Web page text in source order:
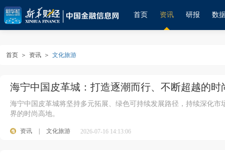
首页 资讯 研报 数
首页 ＞ 资讯 ＞ 文化旅游
海宁中国皮革城：打造逐潮而行、不断超越的时
海宁中国皮革城将坚持多元拓展、绿色可持续发展路径，持续深化
界的时尚高地。
资讯 文化旅游 2026-07-16 14:13:06